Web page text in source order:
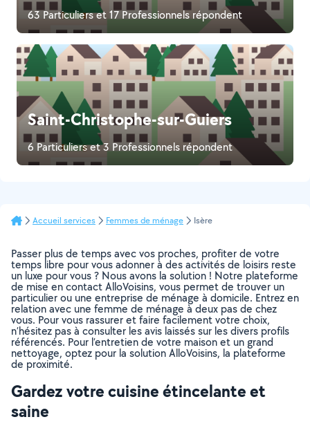
63 Particuliers et 17 Professionnels répondent
Saint-Christophe-sur-Guiers
6 Particuliers et 3 Professionnels répondent
Accueil services Femmes de ménage Isère
Passer plus de temps avec vos proches, profiter de votre
temps libre pour vous adonner à des activités de loisirs reste
un luxe pour vous ? Nous avons la solution ! Notre plateforme
de mise en contact AlloVoisins, vous permet de trouver un
particulier ou une entreprise de ménage à domicile. Entrez en
relation avec une femme de ménage à deux pas de chez
vous. Pour vous rassurer et faire facilement votre choix,
n’hésitez pas à consulter les avis laissés sur les divers profils
référencés. Pour l’entretien de votre maison et un grand
nettoyage, optez pour la solution AlloVoisins, la plateforme
de proximité.
Gardez votre cuisine étincelante et
saine